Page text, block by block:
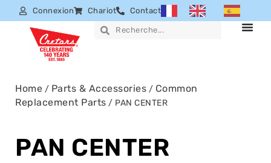
Connexion Chariot Contact
Home / Parts & Accessories / Common
Replacement Parts / PAN CENTER
PAN CENTER